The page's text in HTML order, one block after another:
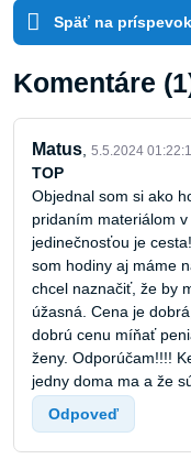
Späť na príspevok
Komentáre
Matus 5.5.2024
TOP
Objednal som si ako
pridaním materiálom
jedinečnosťou je
som hodiny aj máme
chcel naznačiť, že by
úžasná. Cena je
dobrú cenu míňať
ženy. Odporúčam!!!!
jedny doma ma a že
Odpoveď